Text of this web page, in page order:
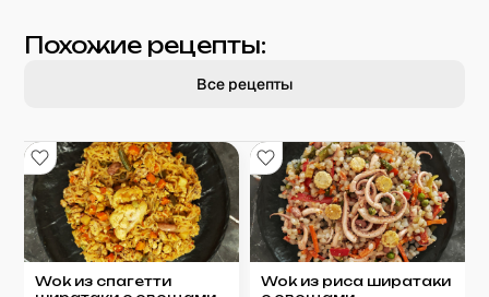
Похожие рецепты:
Все рецепты
Wok из спагетти
Wok из риса ширатаки